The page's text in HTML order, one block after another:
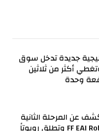
جديدة تدخل سوق
أكثر من ثلاثين
وحدة
عن المرحلة الثانية